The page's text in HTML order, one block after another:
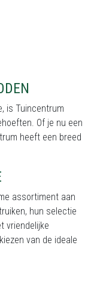
is Tuincentrum
Of je nu een
heeft een breed
assortiment aan
hun selectie
vriendelijke
van de ideale